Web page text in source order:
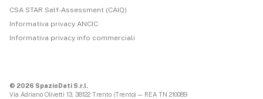
CSA STAR Self-Assessment (CAIQ)
Informativa privacy ANCIC
Informativa privacy info commerciali
© 2026 SpazioDati S.r.l.
Via Adriano Olivetti 13, 38122 Trento (Trento) — REA TN 210089